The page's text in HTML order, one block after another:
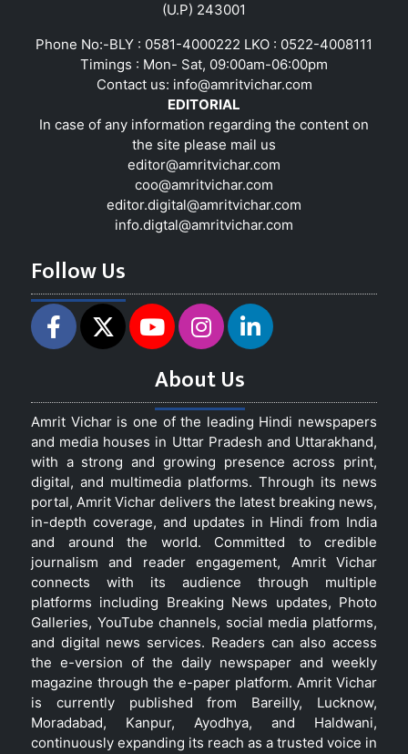
(U.P) 243001
Phone No:-BLY : 0581-4000222 LKO : 0522-4008111
Timings : Mon- Sat, 09:00am-06:00pm
Contact us: info@amritvichar.com
EDITORIAL
In case of any information regarding the content on
the site please mail us
editor@amritvichar.com
coo@amritvichar.com
editor.digital@amritvichar.com
info.digtal@amritvichar.com
Follow Us
About Us
Amrit Vichar is one of the leading Hindi newspapers
and media houses in Uttar Pradesh and Uttarakhand,
with a strong and growing presence across print,
digital, and multimedia platforms. Through its news
portal, Amrit Vichar delivers the latest breaking news,
in-depth coverage, and updates in Hindi from India
and around the world. Committed to credible
journalism and reader engagement, Amrit Vichar
connects with its audience through multiple
platforms including Breaking News updates, Photo
Galleries, YouTube channels, social media platforms,
and digital news services. Readers can also access
the e-version of the daily newspaper and weekly
magazine through the e-paper platform. Amrit Vichar
is currently published from Bareilly, Lucknow,
Moradabad, Kanpur, Ayodhya, and Haldwani,
continuously expanding its reach as a trusted voice in